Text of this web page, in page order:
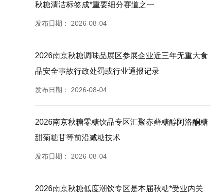
秋糖清洁标签成*重要细分赛道之一
发布日期： 2026-08-04
2026南京秋糖调味品展区参展企业近三年无重大食
品安全事故行政处罚或行业通报记录
发布日期： 2026-08-04
2026南京秋糖零糖饮品专区汇聚赤藓糖醇阿洛酮糖
甜菊糖苷等前沿减糖技术
发布日期： 2026-08-04
2026南京秋糖低度潮饮专区是本届秋糖*受业内关